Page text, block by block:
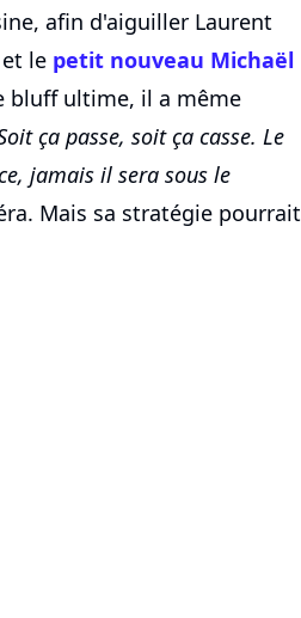
afin d'aiguiller Laurent
le petit nouveau Michaël
bluff ultime, il a même
ça passe, soit ça casse. Le
jamais il sera sous le
Mais sa stratégie pourrait